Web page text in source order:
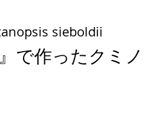
sieboldii
で作ったクミ